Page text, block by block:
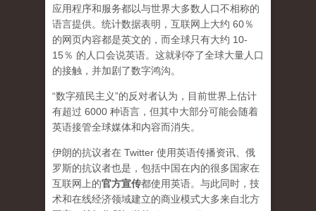
应用程序和服务都以与世界大多数人口不相称的
语言提供。统计数据表明，互联网上大约 60％
的网页内容都是英文的，而全球只有大约 10-
15％ 的人口会说英语。这就剥夺了全球大量人口
的接触，并加剧了数字鸿沟。
“数字殖民主义”的反对者认为，目前世界上估计
有超过 6000 种语言，但其中大部分可能会随着
英语接管全球媒体和内容而消失。
伊朗的抗议者在 Twitter 使用英语传播资讯、俄
罗斯的抗议者也是，包括中国在内的很多国家在
互联网上的官方宣传都使用英语。与此同时，技
术和在线经济领域建立的商业模式大多来自北方